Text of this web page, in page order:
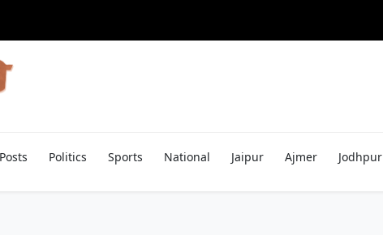
Posts Politics Sports National Jaipur Ajmer Jodhpur